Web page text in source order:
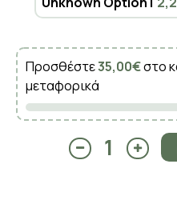
Προσθέστε35,00€στο
μεταφορικά